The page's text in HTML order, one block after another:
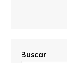
Buscar